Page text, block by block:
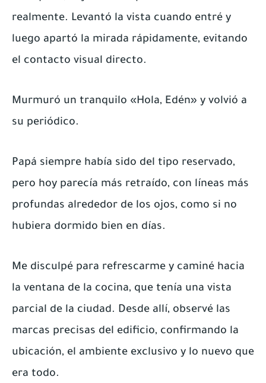
realmente. Levantó la vista cuando entré y
luego apartó la mirada rápidamente, evitando
el contacto visual directo.
Murmuró un tranquilo «Hola, Edén» y volvió a
su periódico.
Papá siempre había sido del tipo reservado,
pero hoy parecía más retraído, con líneas más
profundas alrededor de los ojos, como si no
hubiera dormido bien en días.
Me disculpé para refrescarme y caminé hacia
la ventana de la cocina, que tenía una vista
parcial de la ciudad. Desde allí, observé las
marcas precisas del edificio, confirmando la
ubicación, el ambiente exclusivo y lo nuevo que
era todo.